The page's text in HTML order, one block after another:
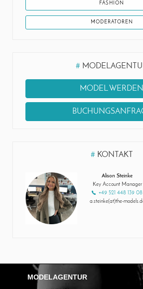
FASHION
MODERATOREN
#
MODEL WERDEN
#KONTAKT
Alison Steinke
Key Account Manager
+49 521 448 139 08
a.steinke(at)the-
MODELAGENTUR